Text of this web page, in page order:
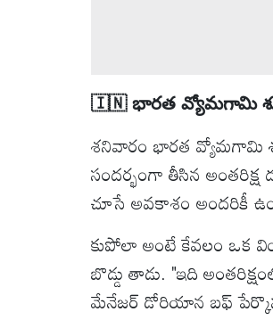
🇮🇳 భారత వ్యోమగామి
శనివారం భారత వ్యోమగామి
సందర్భంగా తీసిన
చూసే అవకాశం అందరికీ
కుపోలా అంటే కేవలం ఒక
బొడ్డు తాడు. "ఇది
మేనేజర్ డోరియాన బఫ్